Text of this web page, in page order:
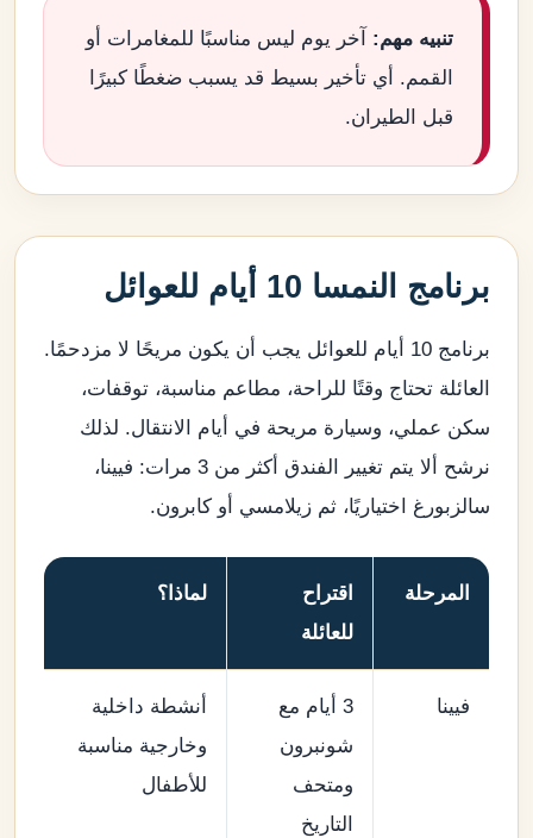
تنبيه مهم: آخر يوم ليس مناسبًا للمغامرات أو
القمم. أي تأخير بسيط قد يسبب ضغطًا كبيرًا
قبل الطيران.
برنامج النمسا 10 أيام للعوائل
برنامج 10 أيام للعوائل يجب أن يكون مريحًا لا مزدحمًا.
العائلة تحتاج وقتًا للراحة، مطاعم مناسبة، توقفات،
سكن عملي، وسيارة مريحة في أيام الانتقال. لذلك
نرشح ألا يتم تغيير الفندق أكثر من 3 مرات: فيينا،
سالزبورغ اختياريًا، ثم زيلامسي أو كابرون.
المرحلة
اقتراح
للعائلة
لماذا؟
فيينا
3 أيام مع
شونبرون
ومتحف
التاريخ
أنشطة داخلية
وخارجية مناسبة
للأطفال